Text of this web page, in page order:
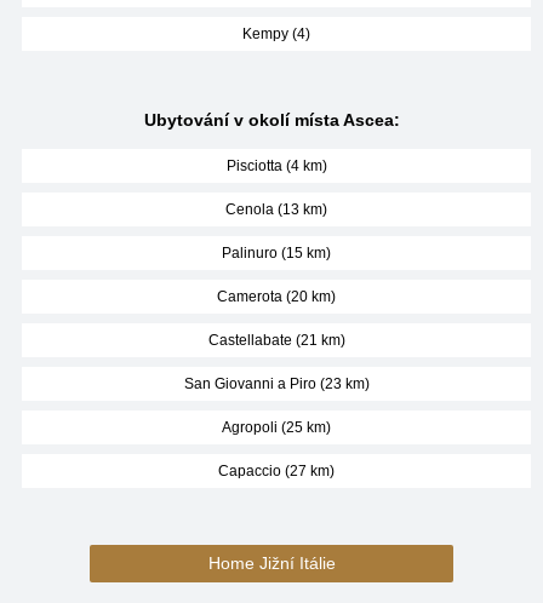
Kempy (4)
Ubytování v okolí místa Ascea:
Pisciotta (4 km)
Cenola (13 km)
Palinuro (15 km)
Camerota (20 km)
Castellabate (21 km)
San Giovanni a Piro (23 km)
Agropoli (25 km)
Capaccio (27 km)
Home Jižní Itálie